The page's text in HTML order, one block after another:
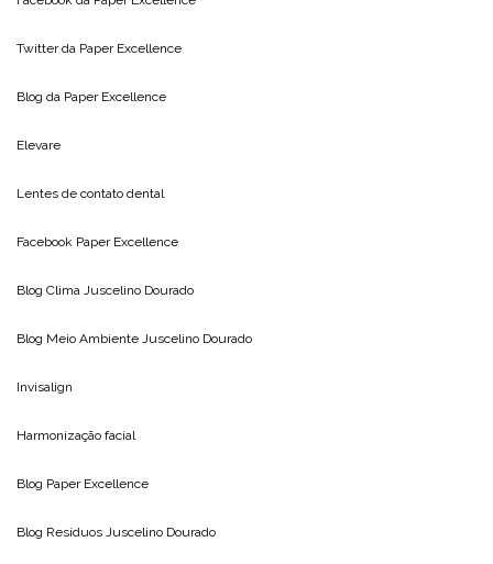
Twitter da Paper Excellence
Blog da Paper Excellence
Elevare
Lentes de contato dental
Facebook Paper Excellence
Blog Clima Juscelino Dourado
Blog Meio Ambiente Juscelino Dourado
Invisalign
Harmonização facial
Blog Paper Excellence
Blog Resíduos Juscelino Dourado